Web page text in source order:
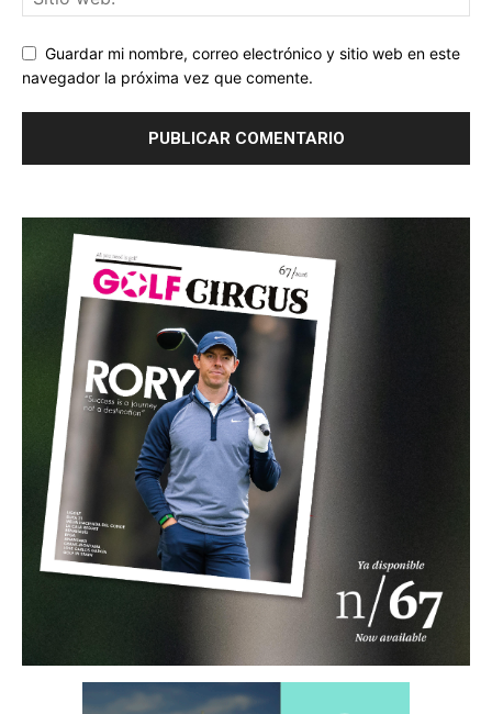
Guardar mi nombre, correo electrónico y sitio web en este
navegador la próxima vez que comente.